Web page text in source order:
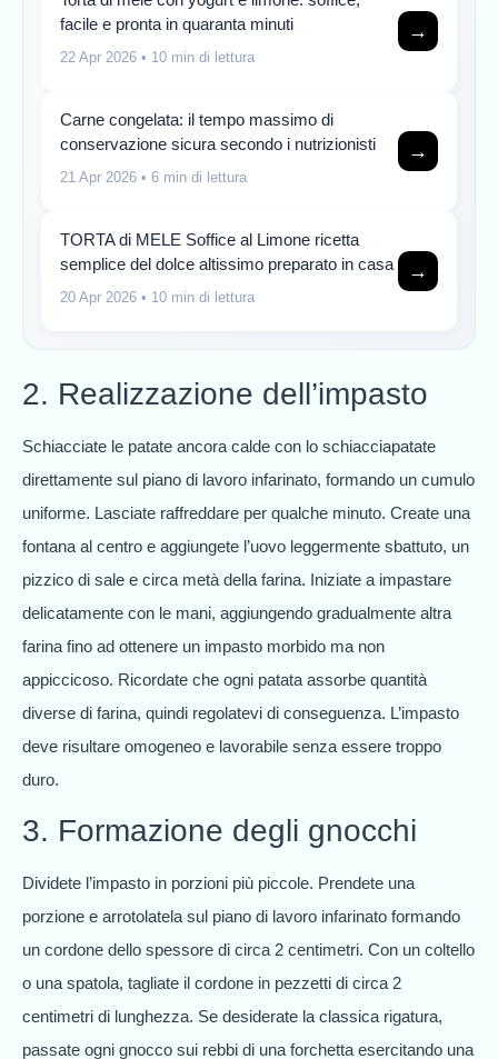
facile e pronta in quaranta minuti
22 Apr 2026 • 10 min di lettura
→
Carne congelata: il tempo massimo di
conservazione sicura secondo i nutrizionisti
21 Apr 2026 • 6 min di lettura
→
TORTA di MELE Soffice al Limone ricetta
semplice del dolce altissimo preparato in casa
20 Apr 2026 • 10 min di lettura
→
2. Realizzazione dell’impasto
Schiacciate le patate ancora calde con lo schiacciapatate
direttamente sul piano di lavoro infarinato, formando un cumulo
uniforme. Lasciate raffreddare per qualche minuto. Create una
fontana al centro e aggiungete l’uovo leggermente sbattuto, un
pizzico di sale e circa metà della farina. Iniziate a impastare
delicatamente con le mani, aggiungendo gradualmente altra
farina fino ad ottenere un impasto morbido ma non
appiccicoso. Ricordate che ogni patata assorbe quantità
diverse di farina, quindi regolatevi di conseguenza. L’impasto
deve risultare omogeneo e lavorabile senza essere troppo
duro.
3. Formazione degli gnocchi
Dividete l’impasto in porzioni più piccole. Prendete una
porzione e arrotolatela sul piano di lavoro infarinato formando
un cordone dello spessore di circa 2 centimetri. Con un coltello
o una spatola, tagliate il cordone in pezzetti di circa 2
centimetri di lunghezza. Se desiderate la classica rigatura,
passate ogni gnocco sui rebbi di una forchetta esercitando una